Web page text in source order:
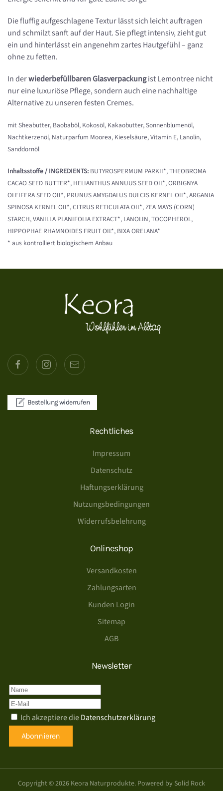
Die fluffig aufgeschlagene Textur lässt sich leicht auftragen
und schmilzt sanft auf der Haut. Sie pflegt intensiv, zieht gut
ein und hinterlässt ein angenehm zartes Hautgefühl – ganz
ohne zu fetten.
In derwiederbefüllbaren Glasverpackungist Lemontree nicht
nur eine luxuriöse Pflege, sondern auch eine nachhaltige
Alternative zu unseren festen Cremes.
mit Sheabutter, Baobaböl, Kokosöl, Kakaobutter, Sonnenblumenöl,
Nachtkerzenöl, Naturparfum Moorea, Kieselsäure, Vitamin E, Lanolin,
Sanddornöl
Inhaltsstoffe / INGREDIENTS: BUTYROSPERMUM PARKII*, THEOBROMA
CACAO SEED BUTTER*, HELIANTHUS ANNUUS SEED OIL*, ORBIGNYA
OLEIFERA SEED OIL*, PRUNUS AMYGDALUS DULCIS KERNEL OIL*, ARGANIA
SPINOSA KERNEL OIL*, CITRUS RETICULATA OIL*, ZEA MAYS (CORN)
STARCH, VANILLA PLANIFOLIA EXTRACT*, LANOLIN, TOCOPHEROL,
HIPPOPHAE RHAMNOIDES FRUIT OIL*, BIXA ORELANA*
* aus kontrolliert biologischem Anbau
Bestellung widerrufen
Rechtliches
Impressum
Datenschutz
Haftungserklärung
Nutzungsbedingungen
Widerrufsbelehrung
Onlineshop
Versandkosten
Zahlungsarten
Kunden Login
Sitemap
AGB
Newsletter
Ich akzeptiere dieDatenschutzerklärung
Abonnieren
Copyright ©2026 Keora Naturprodukte. Powered by Solid Rock